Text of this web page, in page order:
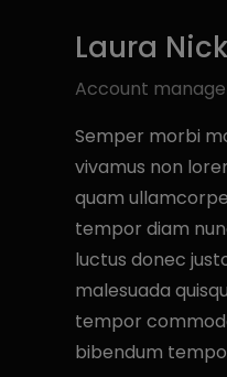
Laura
Account
Semper morbi
vivamus non
quam
tempor diam
luctus donec
malesuada
tempor
bibendum